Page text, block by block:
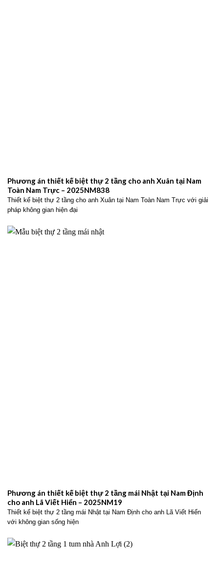
Phương án thiết kế biệt thự 2 tầng cho anh Xuân tại Nam
Toàn Nam Trực – 2025NM838
Thiết kế biệt thự 2 tầng cho anh Xuân tại Nam Toàn Nam Trực với giải
pháp không gian hiện đại
Phương án thiết kế biệt thự 2 tầng mái Nhật tại Nam Định
cho anh Lã Viết Hiển – 2025NM19
Thiết kế biệt thự 2 tầng mái Nhật tại Nam Định cho anh Lã Viết Hiển
với không gian sống hiện